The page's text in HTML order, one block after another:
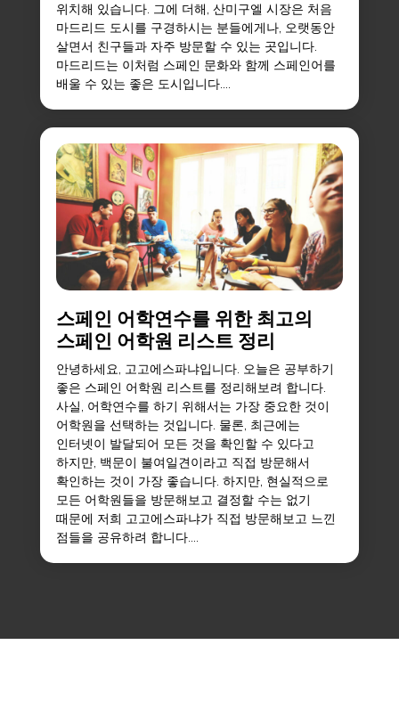
위치해 있습니다. 그에 더해, 산미구엘 시장은 처음
마드리드 도시를 구경하시는 분들에게나, 오랫동안
살면서 친구들과 자주 방문할 수 있는 곳입니다.
마드리드는 이처럼 스페인 문화와 함께 스페인어를
배울 수 있는 좋은 도시입니다....
스페인 어학연수를 위한 최고의
스페인 어학원 리스트 정리
안녕하세요, 고고에스파냐입니다. 오늘은 공부하기
좋은 스페인 어학원 리스트를 정리해보려 합니다.
사실, 어학연수를 하기 위해서는 가장 중요한 것이
어학원을 선택하는 것입니다. 물론, 최근에는
인터넷이 발달되어 모든 것을 확인할 수 있다고
하지만, 백문이 불여일견이라고 직접 방문해서
확인하는 것이 가장 좋습니다. 하지만, 현실적으로
모든 어학원들을 방문해보고 결정할 수는 없기
때문에 저희 고고에스파냐가 직접 방문해보고 느낀
점들을 공유하려 합니다....